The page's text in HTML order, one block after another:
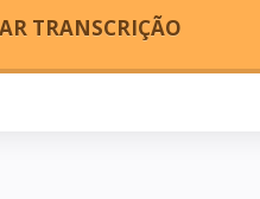
TRANSCRIÇÃO